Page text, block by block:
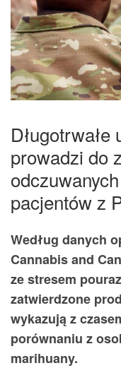
prowadzi do
pacjentów z
Według danych
Cannabis and
ze stresem
zatwierdzone
wykazują z
porównaniu z
marihuany.